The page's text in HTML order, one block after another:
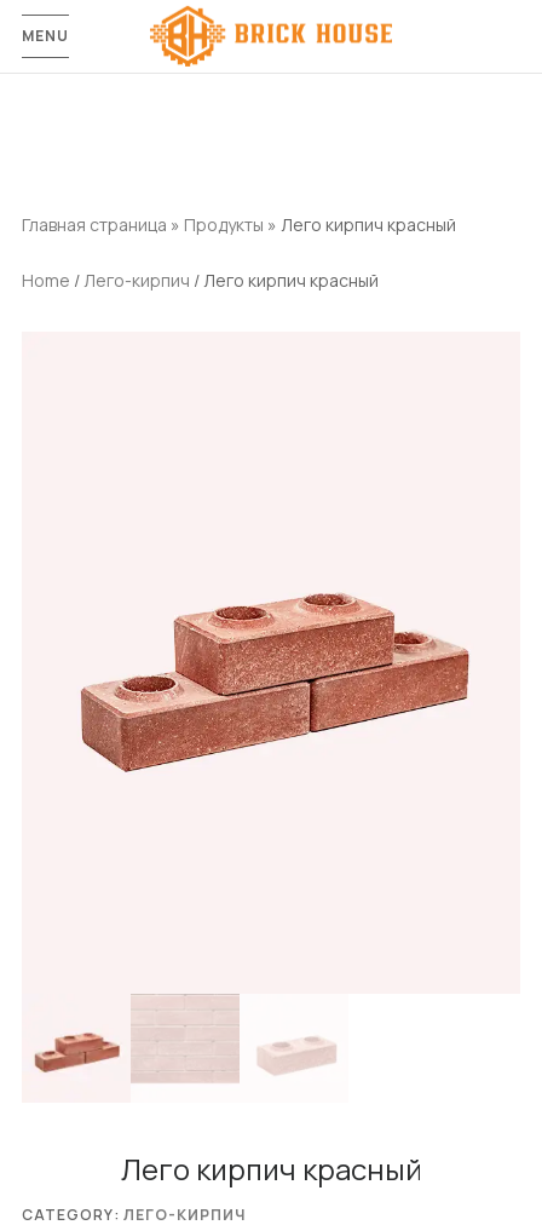
MENU
Главная страница » Продукты » Лего кирпич красный
Home /Лего-кирпич / Лего кирпич красный
Лего кирпич красный
CATEGORY: ЛЕГО-КИРПИЧ